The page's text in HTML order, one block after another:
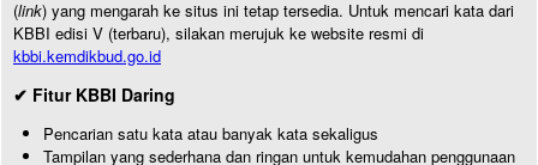
(link) yang mengarah ke situs ini tetap tersedia. Untuk mencari kata dari
KBBI edisi V (terbaru), silakan merujuk ke website resmi di
kbbi.kemdikbud.go.id
✔ Fitur KBBI Daring
Pencarian satu kata atau banyak kata sekaligus
Tampilan yang sederhana dan ringan untuk kemudahan penggunaan